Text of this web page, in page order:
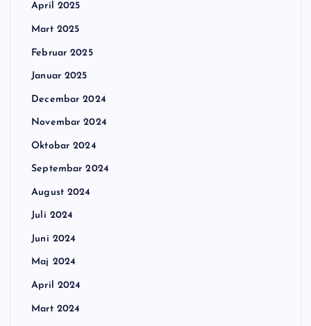
April 2025
Mart 2025
Februar 2025
Januar 2025
Decembar 2024
Novembar 2024
Oktobar 2024
Septembar 2024
August 2024
Juli 2024
Juni 2024
Maj 2024
April 2024
Mart 2024